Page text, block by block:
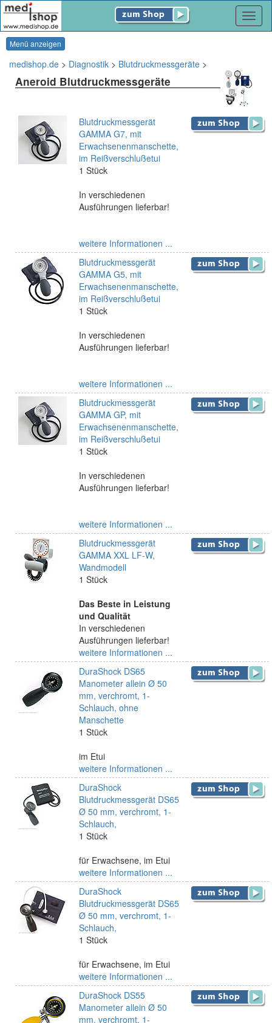
Menü anzeigen
medishop.de > Diagnostik > Blutdruckmessgeräte >
Aneroid Blutdruckmessgeräte
Blutdruckmessgerät
GAMMA G7, mit
Erwachsenenmanschette,
im Reißverschlußetui
1 Stück
In verschiedenen
Ausführungen lieferbar!
weitere Informationen ...
Blutdruckmessgerät
GAMMA G5, mit
Erwachsenenmanschette,
im Reißverschlußetui
1 Stück
In verschiedenen
Ausführungen lieferbar!
weitere Informationen ...
Blutdruckmessgerät
GAMMA GP, mit
Erwachsenenmanschette,
im Reißverschlußetui
1 Stück
In verschiedenen
Ausführungen lieferbar!
weitere Informationen ...
Blutdruckmessgerät
GAMMA XXL LF-W,
Wandmodell
1 Stück
Das Beste in Leistung
und Qualität
In verschiedenen
Ausführungen lieferbar!
weitere Informationen ...
DuraShock DS65
Manometer allein Ø 50
mm, verchromt, 1-
Schlauch, ohne
Manschette
1 Stück
im Etui
weitere Informationen ...
DuraShock
Blutdruckmessgerät DS65
Ø 50 mm, verchromt, 1-
Schlauch,
1 Stück
für Erwachsene, im Etui
weitere Informationen ...
DuraShock
Blutdruckmessgerät DS65
Ø 50 mm, verchromt, 1-
Schlauch,
1 Stück
für Erwachsene, im Etui
weitere Informationen ...
DuraShock DS55
Manometer allein Ø 50
mm, verchromt, 1-